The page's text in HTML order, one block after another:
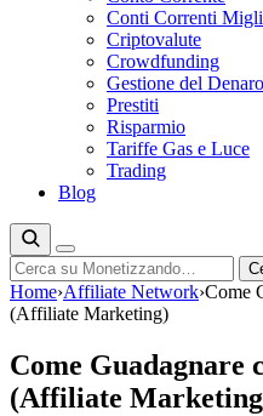
Conti Correnti
Criptovalute
Crowdfunding
Gestione del Denaro
Prestiti
Risparmio
Tariffe Gas e Luce
Trading
Blog
Cerca
Home›Affiliate Network›Come
(Affiliate Marketing)
Come Guadagnare
(Affiliate